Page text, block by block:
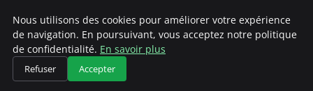
Climategatecountryclub.com
Accueil
Sustainable Living
Nous utilisons des cookies pour améliorer votre expérience
de navigation. En poursuivant, vous acceptez notre politique
de confidentialité. En savoir plus
Refuser Accepter